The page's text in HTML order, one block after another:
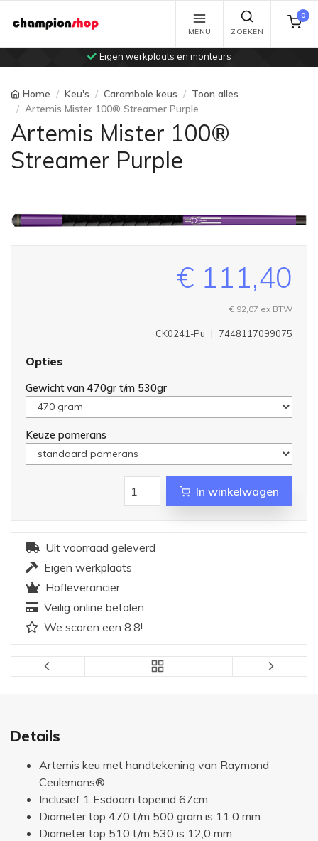
Eigen werkplaats en monteurs
MENU ZOEKEN
0
Home Keu's Carambole keus
Toon alles
Artemis Mister 100® Streamer Purple
Artemis Mister 100®
Streamer Purple
€ 111,40
€ 92,07 ex BTW
7448117099075
|
CK0241-Pu
Opties
Gewicht van 470gr t/m 530gr
Keuze pomerans
In winkelwagen
Uit voorraad geleverd
Eigen werkplaats
Hofleverancier
Veilig online betalen
We scoren een 8.8!
Details
Artemis keu met handtekening van Raymond
Ceulemans®
Inclusief 1 Esdoorn topeind 67cm
Diameter top 470 t/m 500 gram is 11,0 mm
Diameter top 510 t/m 530 is 12,0 mm